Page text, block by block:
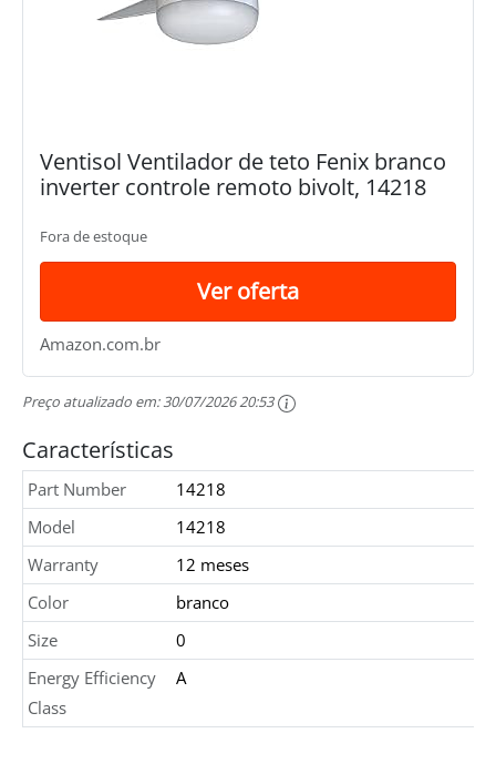
Ventisol Ventilador de teto Fenix branco
inverter controle remoto bivolt, 14218
Fora de estoque
Ver oferta
Amazon.com.br
Preço atualizado em:30/07/2026 20:53
Características
Part Number
14218
Model
14218
Warranty
12 meses
Color
branco
Size
0
Energy Efficiency
Class
A